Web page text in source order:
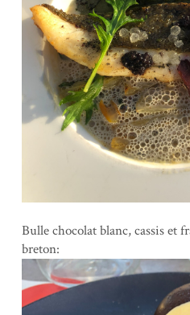
Bulle chocolat blanc, cassis et
breton: